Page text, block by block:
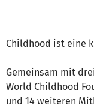
Childhood ist eine
Gemeinsam mit
World Childhood
und 14 weiteren